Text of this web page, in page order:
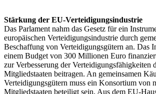
Stärkung der EU-Verteidigungsindustrie
Das Parlament nahm das Gesetz für ein
europäischen Verteidigungsindustrie durch
Beschaffung von Verteidigungsgütern an. Das
einem Budget von 300 Millionen Euro
zur Verbesserung der Verteidigungsfähigkeiten
Mitgliedstaaten beitragen. An gemeinsamen
Verteidigungsgütern muss ein Konsortium von
Mitgliedstaaten beteiligt sein. Aus dem EU-